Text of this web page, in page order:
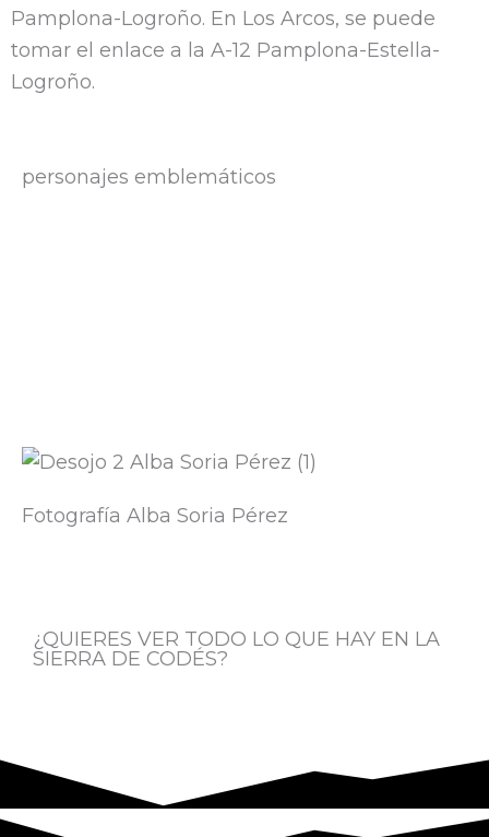
Pamplona-Logroño. En Los Arcos, se puede
tomar el enlace a la A-12 Pamplona-Estella-
Logroño.
personajes emblemáticos
Fotografía Alba Soria Pérez
w
i
t
¿QUIERES VER TODO LO QUE HAY EN LA
SIERRA DE CODÉS?